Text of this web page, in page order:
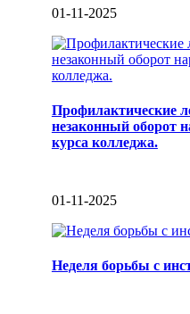
01-11-2025
Профилактические
незаконный оборот
курса колледжа.
01-11-2025
Неделя борьбы с